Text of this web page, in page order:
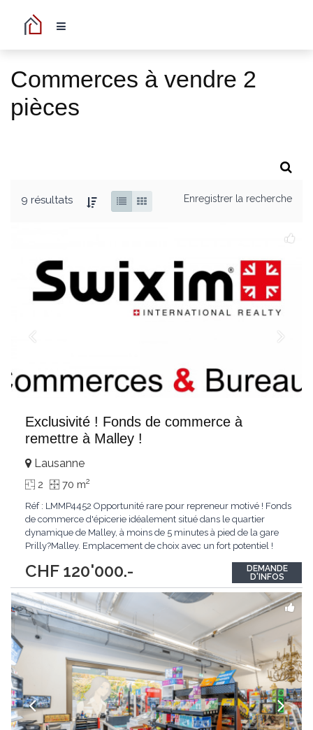
Commerces à vendre 2
pièces
9 résultats Enregistrer la recherche
Exclusivité ! Fonds de commerce à
remettre à Malley !
CHF 120'000.-
Lausanne
2 70 m2
Réf : LMMP4452 Opportunité rare pour repreneur motivé ! Fonds
de commerce d'épicerie idéalement situé dans le quartier
dynamique de Malley, à moins de 5 minutes à pied de la gare
Prilly?Malley. Emplacement de choix avec un fort potentiel !
Aménagements et équipements : - Deux grandes vitrines
offrant une visibilité...
DEMANDE
D'INFOS